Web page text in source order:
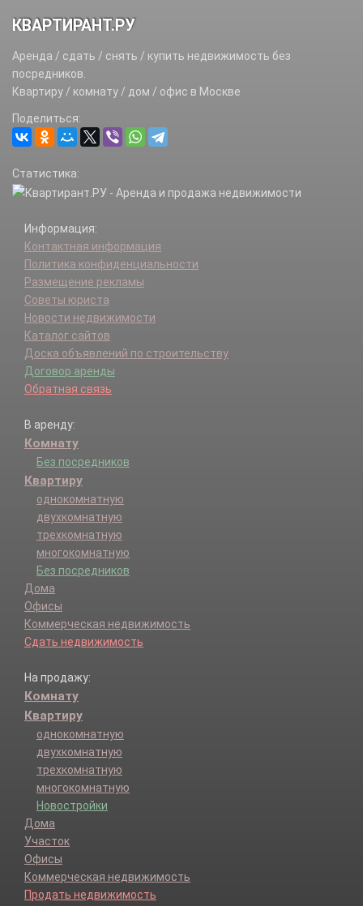
Каменка д.
Клоково д.
Конюшково д.
Кривошеино д.
Кукшево д.
Марфино д.
Милюково д.
НИАТ и Верховный суд п.
Первомайское п.
Птичное п.
Пучково д.
Пятовское д.
Ремзавод п.
Рогозинино д.
Рогозино д.
Рожново д.
сдт Отдых дп.
Уварово д.
Фоминское д.
Ширяево д.
КВАРТИРАНТ.РУ
Аренда / сдать / снять / купить недвижимость без
посредников.
Квартиру / комнату / дом / офис в Москве
Поделиться:
Статистика:
Информация:
Контактная информация
Политика конфиденциальности
Размещение рекламы
Советы юриста
Новости недвижимости
Каталог сайтов
Доска объявлений по строительству
Договор аренды
Обратная связь
В аренду:
Комнату
Без посредников
Квартиру
однокомнатную
двухкомнатную
трехкомнатную
многокомнатную
Без посредников
Дома
Офисы
Коммерческая недвижимость
Сдать недвижимость
На продажу:
Комнату
Квартиру
однокомнатную
двухкомнатную
трехкомнатную
многокомнатную
Новостройки
Дома
Участок
Офисы
Коммерческая недвижимость
Продать недвижимость